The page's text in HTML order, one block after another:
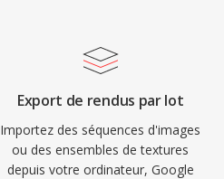
Export de rendus par lot
Importez des séquences d'images
ou des ensembles de textures
depuis votre ordinateur, Google